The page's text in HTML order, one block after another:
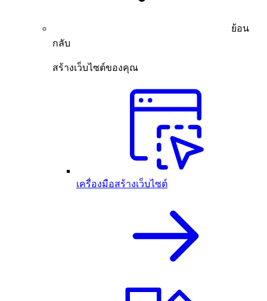
ย้อน
กลับ
สร้างเว็บไซต์ของคุณ
เครื่องมือสร้างเว็บไซต์